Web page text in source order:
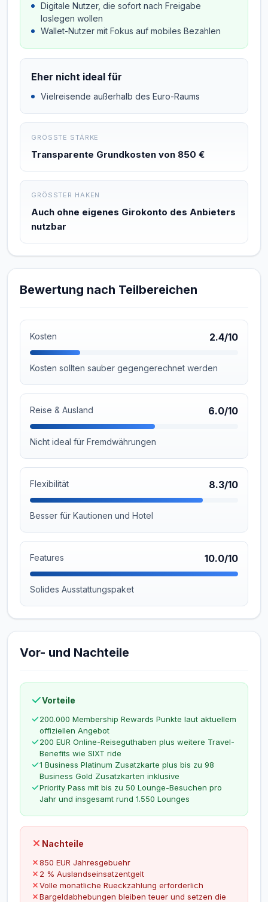
Digitale Nutzer, die sofort nach Freigabe
loslegen wollen
Wallet-Nutzer mit Fokus auf mobiles Bezahlen
Eher nicht ideal für
Vielreisende außerhalb des Euro-Raums
GRÖSSTE STÄRKE
Transparente Grundkosten von 850 €
GRÖSSTER HAKEN
Auch ohne eigenes Girokonto des Anbieters
nutzbar
Bewertung nach Teilbereichen
Kosten 2.4/10
Kosten sollten sauber gegengerechnet werden
Reise & Ausland 6.0/10
Nicht ideal für Fremdwährungen
Flexibilität 8.3/10
Besser für Kautionen und Hotel
Features 10.0/10
Solides Ausstattungspaket
Vor- und Nachteile
Vorteile
200.000 Membership Rewards Punkte laut aktuellem
offiziellen Angebot
200 EUR Online-Reiseguthaben plus weitere Travel-
Benefits wie SIXT ride
1 Business Platinum Zusatzkarte plus bis zu 98
Business Gold Zusatzkarten inklusive
Priority Pass mit bis zu 50 Lounge-Besuchen pro
Jahr und insgesamt rund 1.550 Lounges
Nachteile
850 EUR Jahresgebuehr
2 % Auslandseinsatzentgelt
Volle monatliche Rueckzahlung erforderlich
Bargeldabhebungen bleiben teuer und setzen die